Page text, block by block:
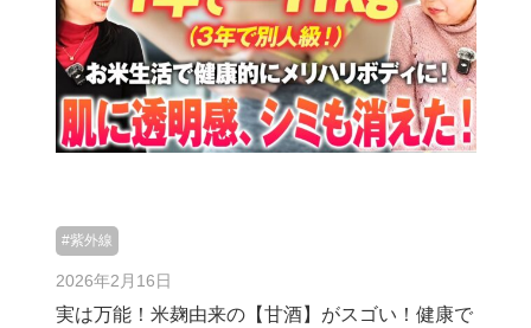
#紫外線
2026年2月16日
実は万能！米麹由来の【甘酒】がスゴい！健康で